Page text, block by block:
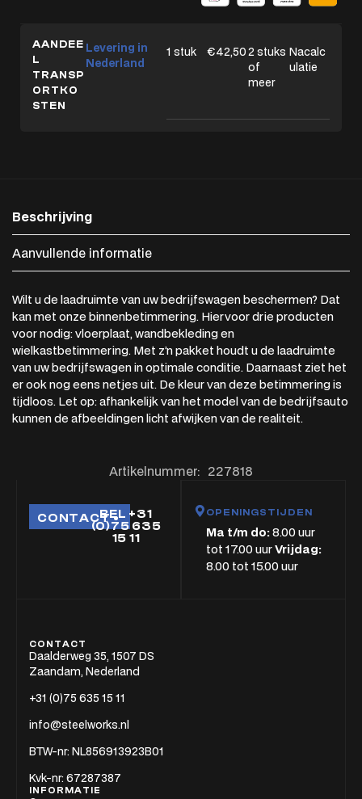
AANDEE
L
TRANSP
ORTKO
STEN
Levering in
Nederland
1 stuk €42,502 stuks
of
meer
Nacalc
ulatie
Beschrijving
Aanvullende informatie
Wilt u de laadruimte van uw bedrijfswagen beschermen? Dat
kan met onze binnenbetimmering. Hiervoor drie producten
voor nodig: vloerplaat, wandbekleding en
wielkastbetimmering. Met z’n pakket houdt u de laadruimte
van uw bedrijfswagen in optimale conditie. Daarnaast ziet het
er ook nog eens netjes uit. De kleur van deze betimmering is
tijdloos. Let op: afhankelijk van het model van de bedrijfsauto
kunnen de afbeeldingen licht afwijken van de realiteit.
Artikelnummer: 227818
CONTACTBEL +31
(0)75 635
15 11
OPENINGSTIJDEN
Ma t/m do:8.00 uur
tot 17.00 uurVrijdag:
8.00 tot 15.00 uur
CONTACT
Daalderweg 35, 1507 DS
Zaandam, Nederland
+31 (0)75 635 15 11
info@steelworks.nl
BTW-nr: NL856913923B01
Kvk-nr: 67287387
INFORMATIE